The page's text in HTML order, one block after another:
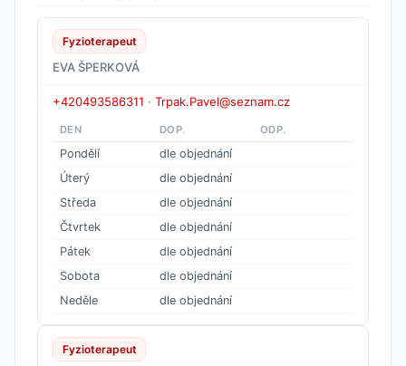
Fyzioterapeut
EVA ŠPERKOVÁ
+420493586311 · Trpak.Pavel@seznam.cz
DEN DOP. ODP.
Pondělí
dle objednání
Úterý
dle objednání
Středa
dle objednání
Čtvrtek
dle objednání
Pátek
dle objednání
Sobota
dle objednání
Neděle
dle objednání
Fyzioterapeut